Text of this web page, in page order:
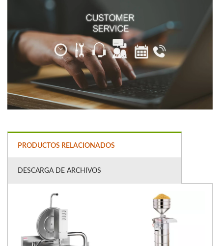
PRODUCTOS RELACIONADOS
DESCARGA DE ARCHIVOS